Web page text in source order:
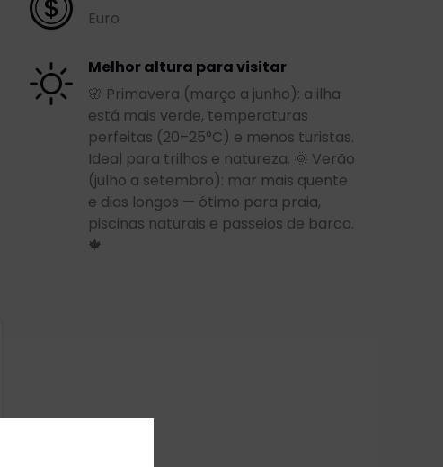
Euro
Melhor altura para visitar
🌸 Primavera (março a junho): a ilha
está mais verde, temperaturas
perfeitas (20–25°C) e menos turistas.
Ideal para trilhos e natureza. 🌞 Verão
(julho a setembro): mar mais quente
e dias longos — ótimo para praia,
piscinas naturais e passeios de barco.
🍁